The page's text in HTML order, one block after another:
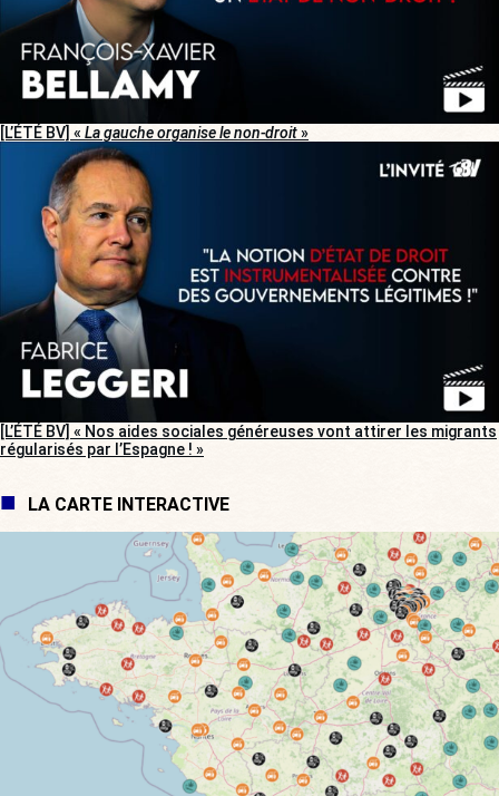
[L’ÉTÉ BV] « La gauche organise le non-droit»
[L’ÉTÉ BV] « Nos aides sociales généreuses vont attirer les migrants
régularisés par l’Espagne ! »
LA CARTE INTERACTIVE